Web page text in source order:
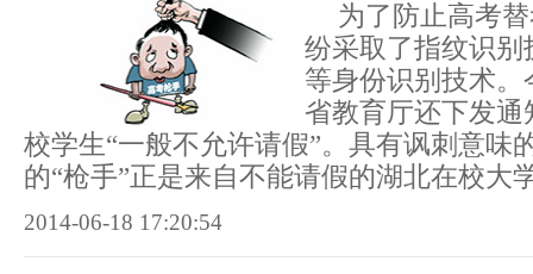
为了防止高考
纷采取了指纹识
等身份识别技术
省教育厅还下发
校学生“一般不允许请假”。具有讽刺意味
的“枪手”正是来自不能请假的湖北在校大
2014-06-18 17:20:54